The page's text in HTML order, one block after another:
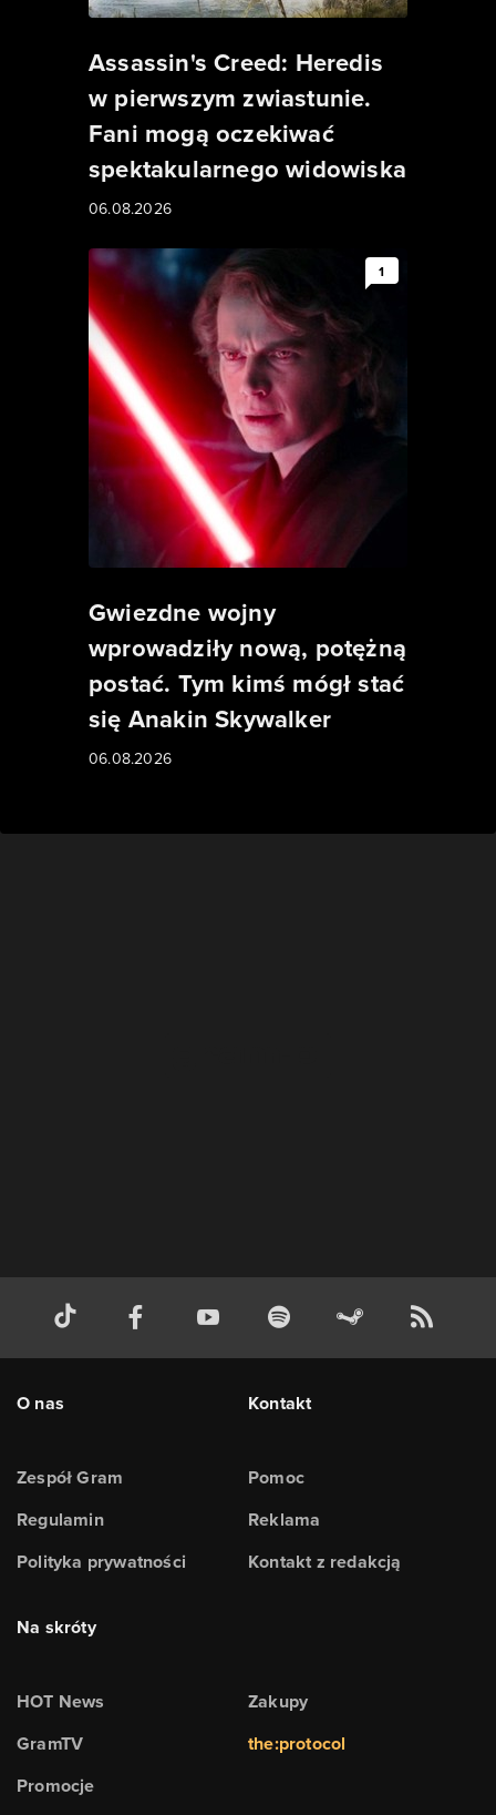
Assassin's Creed: Heredis
w pierwszym zwiastunie.
Fani mogą oczekiwać
spektakularnego widowiska
06.08.2026
1
Gwiezdne wojny
wprowadziły nową, potężną
postać. Tym kimś mógł stać
się Anakin Skywalker
06.08.2026
O nas
Zespół Gram
Regulamin
Polityka prywatności
Kontakt
Pomoc
Reklama
Kontakt z redakcją
Na skróty
HOT News
GramTV
Promocje
Zakupy
the:protocol